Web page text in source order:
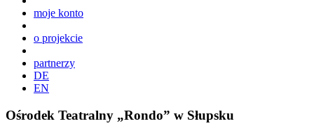
moje konto
o projekcie
partnerzy
DE
EN
Ośrodek Teatralny „Rondo” w Słupsku